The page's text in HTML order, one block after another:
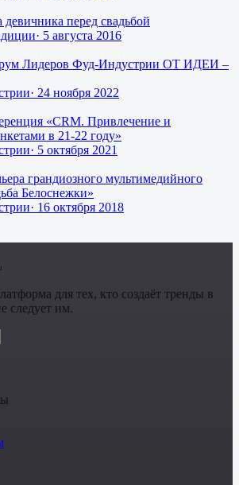
перед свадьбой
· 5 августа 2016
Лидеров Фуд-Индустрии ОТ ИДЕИ –
· 24 ноября 2022
«CRM. Привлечение и
в 21-22 году»
· 5 октября 2021
грандиозного мультимедийного
Белоснежки»
· 16 октября 2018
для тех, кто создаёт тренды в
следует им.